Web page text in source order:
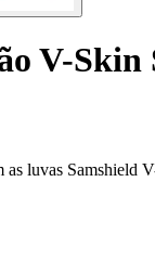
V-Skin
luvas Samshield